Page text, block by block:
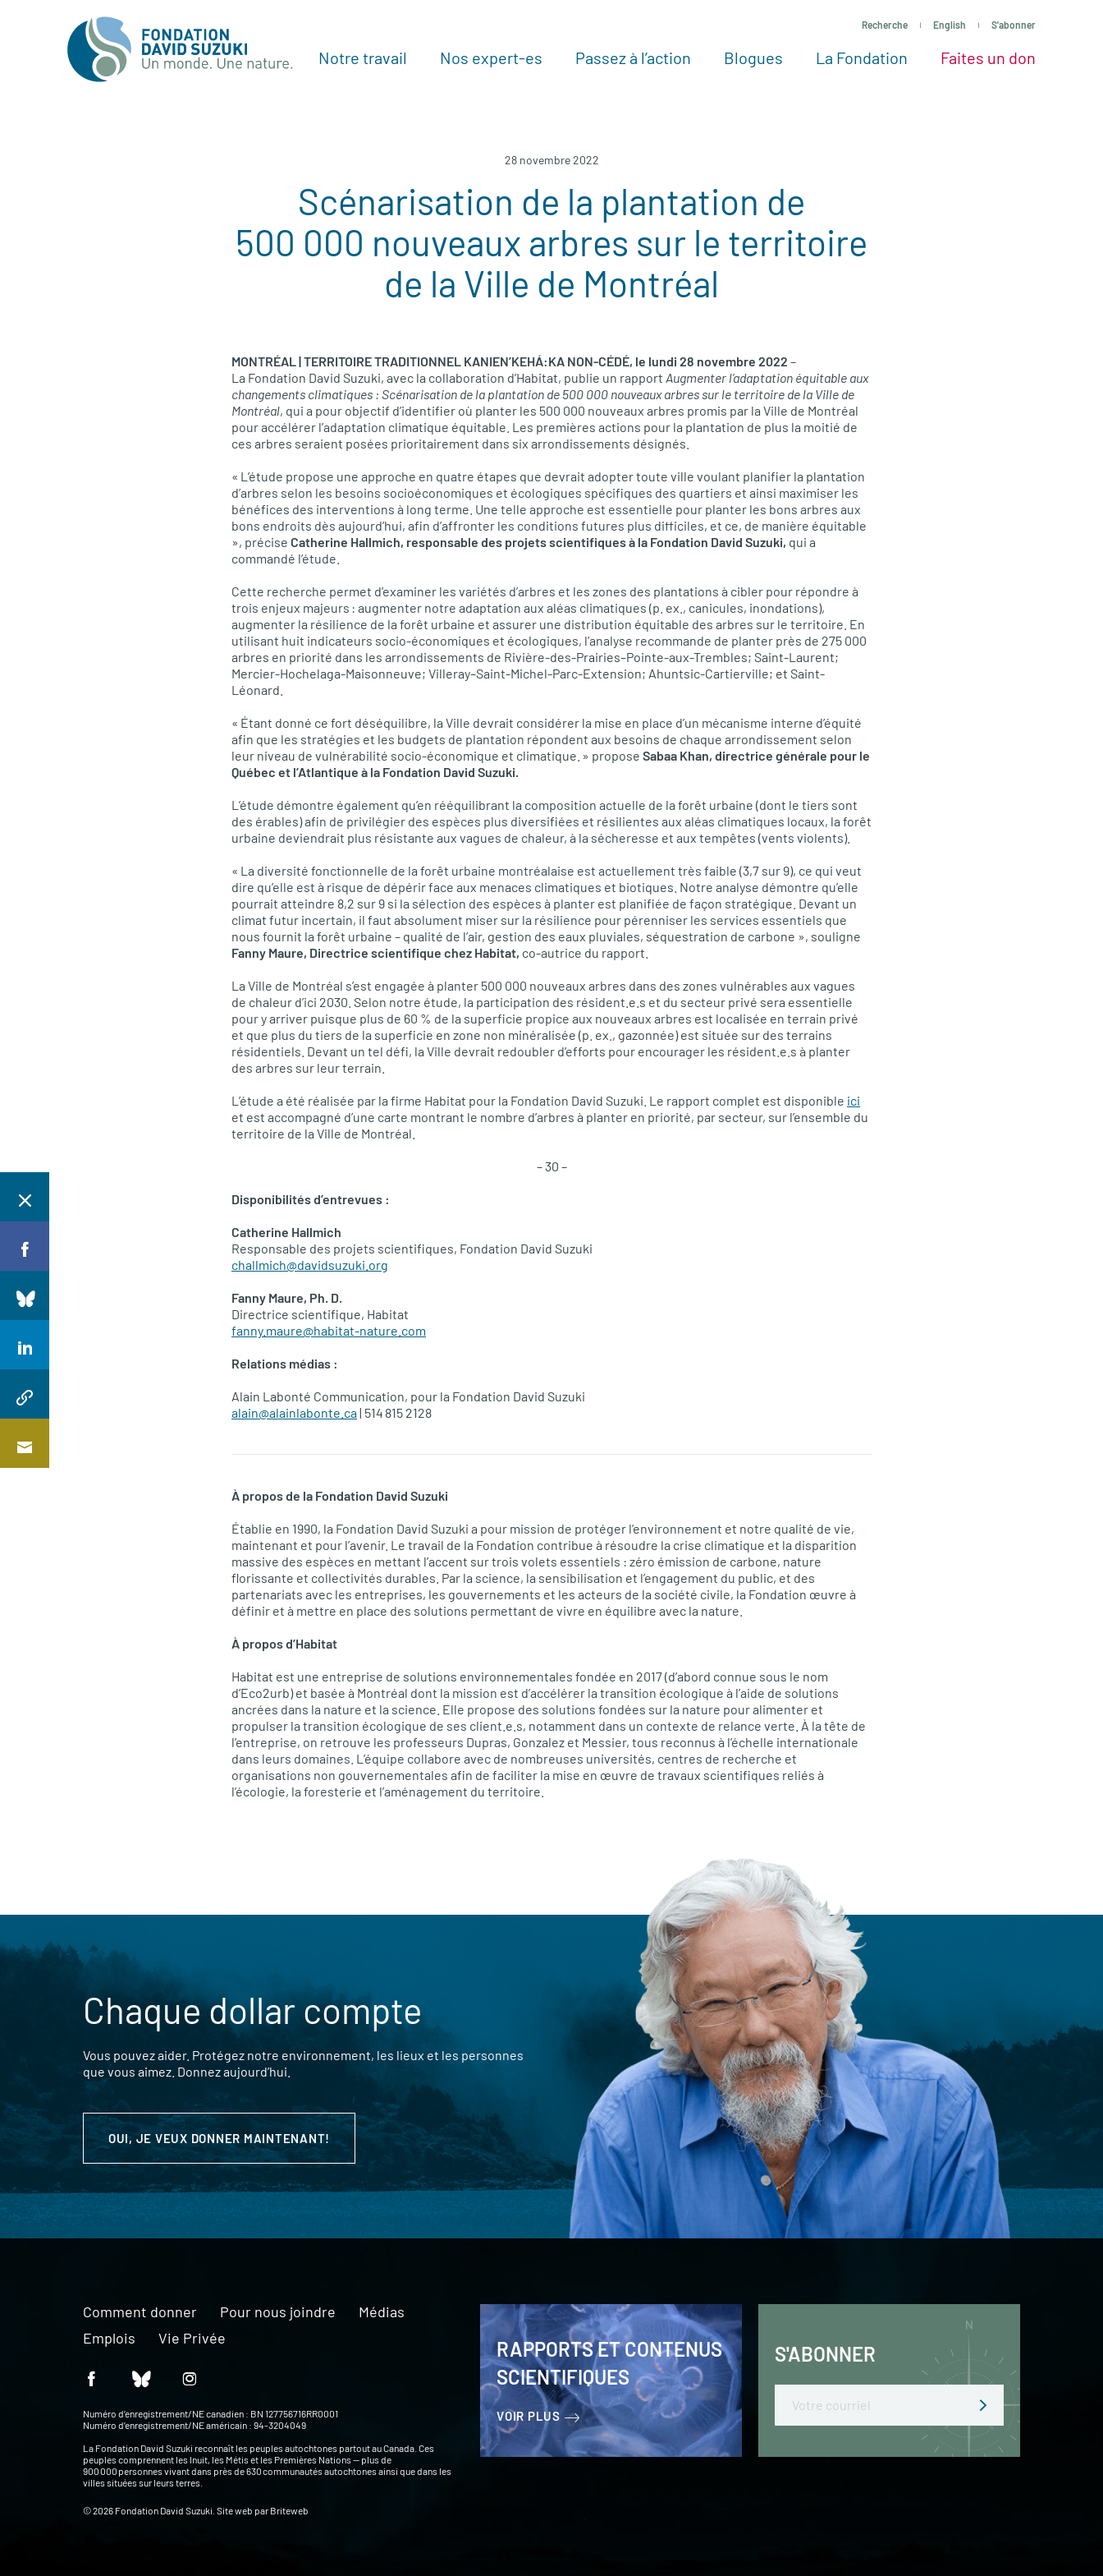
Recherche English S'abonner
Notre travail Voir tous les projets
Nos expert-es Nos Experts
Passez à l’action Passez à l’action
Blogues La FondationLa Fondation
Faites un don
Autres façons de faire un don
28 novembre 2022
Scénarisation de la plantation de
500 000 nouveaux arbres sur le territoire
de la Ville de Montréal
MONTRÉAL | TERRITOIRE TRADITIONNEL KANIEN’KEHÁ:KA NON-CÉDÉ, le lundi 28 novembre 2022 –
La Fondation David Suzuki, avec la collaboration d’Habitat, publie un rapport Augmenter l’adaptation équitable aux
changements climatiques : Scénarisation de la plantation de 500 000 nouveaux arbres sur le territoire de la Ville de
Montréal, qui a pour objectif d’identifier où planter les 500 000 nouveaux arbres promis par la Ville de Montréal
pour accélérer l’adaptation climatique équitable. Les premières actions pour la plantation de plus la moitié de
ces arbres seraient posées prioritairement dans six arrondissements désignés.
« L’étude propose une approche en quatre étapes que devrait adopter toute ville voulant planifier la plantation
d’arbres selon les besoins socioéconomiques et écologiques spécifiques des quartiers et ainsi maximiser les
bénéfices des interventions à long terme. Une telle approche est essentielle pour planter les bons arbres aux
bons endroits dès aujourd’hui, afin d’affronter les conditions futures plus difficiles, et ce, de manière équitable
», précise Catherine Hallmich, responsable des projets scientifiques à la Fondation David Suzuki, qui a
commandé l’étude.
Cette recherche permet d’examiner les variétés d’arbres et les zones des plantations à cibler pour répondre à
trois enjeux majeurs : augmenter notre adaptation aux aléas climatiques (p. ex., canicules, inondations),
augmenter la résilience de la forêt urbaine et assurer une distribution équitable des arbres sur le territoire. En
utilisant huit indicateurs socio-économiques et écologiques, l’analyse recommande de planter près de 275 000
arbres en priorité dans les arrondissements de Rivière-des-Prairies–Pointe-aux-Trembles; Saint-Laurent;
Mercier-Hochelaga-Maisonneuve; Villeray–Saint-Michel-Parc-Extension; Ahuntsic-Cartierville; et Saint-
Léonard.
« Étant donné ce fort déséquilibre, la Ville devrait considérer la mise en place d’un mécanisme interne d’équité
afin que les stratégies et les budgets de plantation répondent aux besoins de chaque arrondissement selon
leur niveau de vulnérabilité socio-économique et climatique. » propose Sabaa Khan, directrice générale pour le
Québec et l’Atlantique à la Fondation David Suzuki.
L’étude démontre également qu’en rééquilibrant la composition actuelle de la forêt urbaine (dont le tiers sont
des érables) afin de privilégier des espèces plus diversifiées et résilientes aux aléas climatiques locaux, la forêt
urbaine deviendrait plus résistante aux vagues de chaleur, à la sécheresse et aux tempêtes (vents violents).
« La diversité fonctionnelle de la forêt urbaine montréalaise est actuellement très faible (3,7 sur 9), ce qui veut
dire qu’elle est à risque de dépérir face aux menaces climatiques et biotiques. Notre analyse démontre qu’elle
pourrait atteindre 8,2 sur 9 si la sélection des espèces à planter est planifiée de façon stratégique. Devant un
climat futur incertain, il faut absolument miser sur la résilience pour pérenniser les services essentiels que
nous fournit la forêt urbaine – qualité de l’air, gestion des eaux pluviales, séquestration de carbone », souligne
Fanny Maure, Directrice scientifique chez Habitat, co-autrice du rapport.
La Ville de Montréal s’est engagée à planter 500 000 nouveaux arbres dans des zones vulnérables aux vagues
de chaleur d’ici 2030. Selon notre étude, la participation des résident.e.s et du secteur privé sera essentielle
pour y arriver puisque plus de 60 % de la superficie propice aux nouveaux arbres est localisée en terrain privé
et que plus du tiers de la superficie en zone non minéralisée (p. ex., gazonnée) est située sur des terrains
résidentiels. Devant un tel défi, la Ville devrait redoubler d’efforts pour encourager les résident.e.s à planter
des arbres sur leur terrain.
L’étude a été réalisée par la firme Habitat pour la Fondation David Suzuki. Le rapport complet est disponible ici
et est accompagné d’une carte montrant le nombre d’arbres à planter en priorité, par secteur, sur l’ensemble du
territoire de la Ville de Montréal.
– 30 –
Disponibilités d’entrevues :
Catherine Hallmich
Responsable des projets scientifiques, Fondation David Suzuki
challmich@davidsuzuki.org
Fanny Maure, Ph. D.
Directrice scientifique, Habitat
fanny.maure@habitat-nature.com
Relations médias :
Alain Labonté Communication, pour la Fondation David Suzuki
alain@alainlabonte.ca| 514 815 2128
À propos de la Fondation David Suzuki
Établie en 1990, la Fondation David Suzuki a pour mission de protéger l’environnement et notre qualité de vie,
maintenant et pour l’avenir. Le travail de la Fondation contribue à résoudre la crise climatique et la disparition
massive des espèces en mettant l’accent sur trois volets essentiels : zéro émission de carbone, nature
florissante et collectivités durables. Par la science, la sensibilisation et l’engagement du public, et des
partenariats avec les entreprises, les gouvernements et les acteurs de la société civile, la Fondation œuvre à
définir et à mettre en place des solutions permettant de vivre en équilibre avec la nature.
À propos d’Habitat
Habitat est une entreprise de solutions environnementales fondée en 2017 (d’abord connue sous le nom
d’Eco2urb) et basée à Montréal dont la mission est d’accélérer la transition écologique à l’aide de solutions
ancrées dans la nature et la science. Elle propose des solutions fondées sur la nature pour alimenter et
propulser la transition écologique de ses client.e.s, notamment dans un contexte de relance verte. À la tête de
l’entreprise, on retrouve les professeurs Dupras, Gonzalez et Messier, tous reconnus à l’échelle internationale
dans leurs domaines. L’équipe collabore avec de nombreuses universités, centres de recherche et
organisations non gouvernementales afin de faciliter la mise en œuvre de travaux scientifiques reliés à
l’écologie, la foresterie et l’aménagement du territoire.
Chaque dollar compte
Vous pouvez aider. Protégez notre environnement, les lieux et les personnes
que vous aimez. Donnez aujourd’hui.
OUI, JE VEUX DONNER MAINTENANT!
RAPPORTS ET CONTENUS
SCIENTIFIQUES
VOIR PLUS
S'ABONNER
Comment donner Pour nous joindre
Médias
Emplois
Vie Privée
Numéro d’enregistrement/NE canadien : BN 127756716RR0001
Numéro d’enregistrement/NE américain : 94-3204049
La Fondation David Suzuki reconnaît les peuples autochtones partout au Canada. Ces
peuples comprennent les Inuit, les Métis et les Premières Nations — plus de
900 000 personnes vivant dans près de 630 communautés autochtones ainsi que dans les
villes situées sur leurs terres.
© 2026 Fondation David Suzuki. Site web par Briteweb